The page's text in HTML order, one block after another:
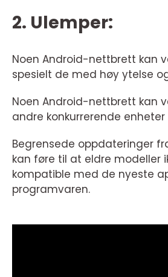
2. Ulemper:
Noen Android-nettbrett kan
spesielt de med høy ytelse
Noen Android-nettbrett kan
andre konkurrerende
Begrensede oppdateringer
kan føre til at eldre modeller
kompatible med de nyeste
programvaren.